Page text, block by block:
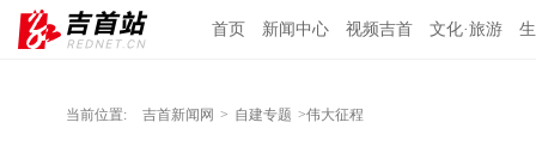
首页 新闻中心 视频吉首 文化·旅游
当前位置: 吉首新闻网 > 自建专题 >伟大征程